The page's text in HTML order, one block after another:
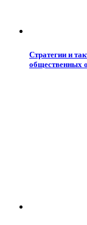
Стратегии и
общественных